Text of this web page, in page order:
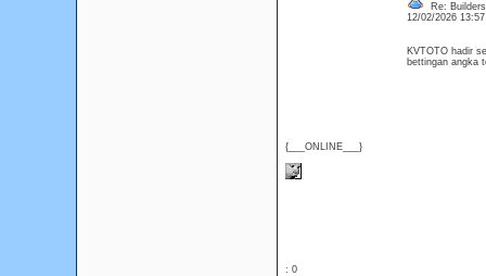
{___ONLINE___}
Re:
12/02/2026
KVTOTO hadir
bettingan
: 0